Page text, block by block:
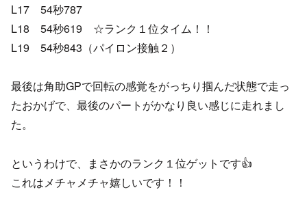
L17 54秒787
L18 54秒619 ☆ランク１位タイム！！
L19 54秒843（パイロン接触２）
最後は角助GPで回転の感覚をがっちり掴んだ状態で走っ
たおかげで、最後のパートがかなり良い感じに走れまし
た。
というわけで、まさかのランク１位ゲットです👍
これはメチャメチャ嬉しいです！！